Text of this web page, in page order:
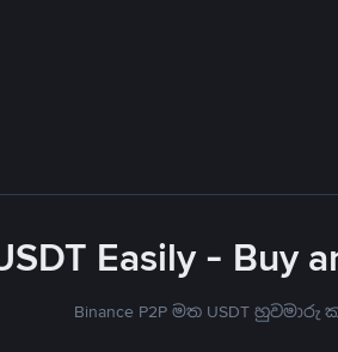
Easily - Buy
Binance P2P මත USDT